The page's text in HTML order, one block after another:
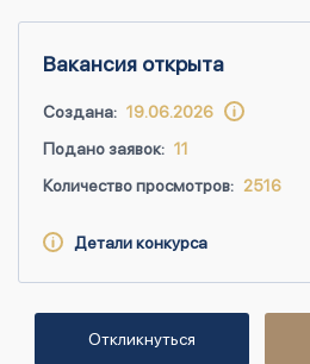
Вакансия открыта
Создана: 19.06.2026
Подано заявок: 11
Количество просмотров: 2516
Детали конкурса
Откликнуться